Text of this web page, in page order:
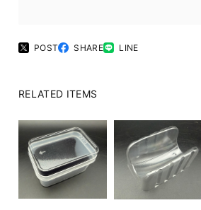
POST SHARE LINE
RELATED ITEMS